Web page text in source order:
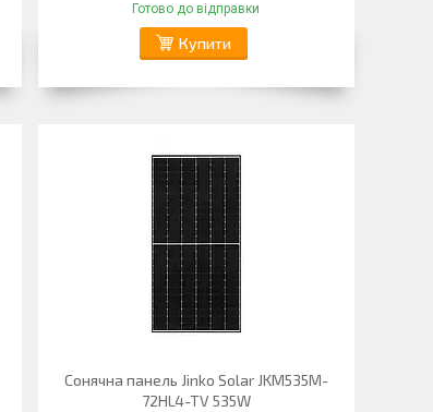
Готово до відправки
Купити
Сонячна панель Jinko Solar JKM535M-
72HL4-TV 535W